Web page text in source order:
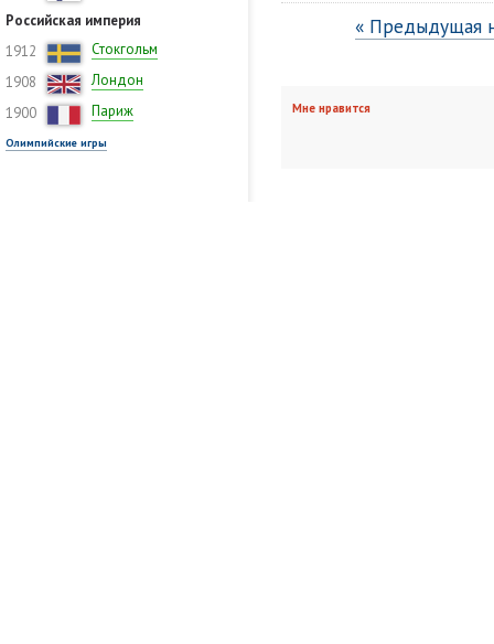
Российская империя
1912
Стокгольм
1908
Лондон
1900
Париж
Олимпийские игры
« Предыдущая
Мне нравится